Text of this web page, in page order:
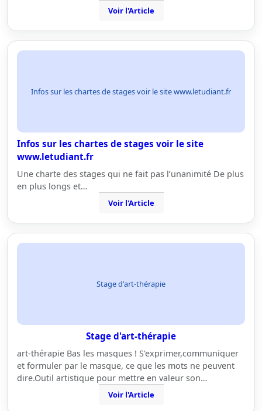
Voir l'Article
Infos sur les chartes de stages voir le site www.letudiant.fr
Infos sur les chartes de stages voir le site
www.letudiant.fr
Une charte des stages qui ne fait pas l’unanimité De plus
en plus longs et…
Voir l'Article
Stage d'art-thérapie
Stage d'art-thérapie
art-thérapie Bas les masques ! S'exprimer,communiquer
et formuler par le masque, ce que les mots ne peuvent
dire.Outil artistique pour mettre en valeur son…
Voir l'Article